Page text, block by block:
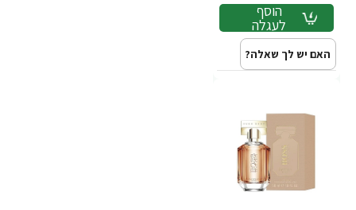
הוסף
לעגלה
האם יש לך שאלה?